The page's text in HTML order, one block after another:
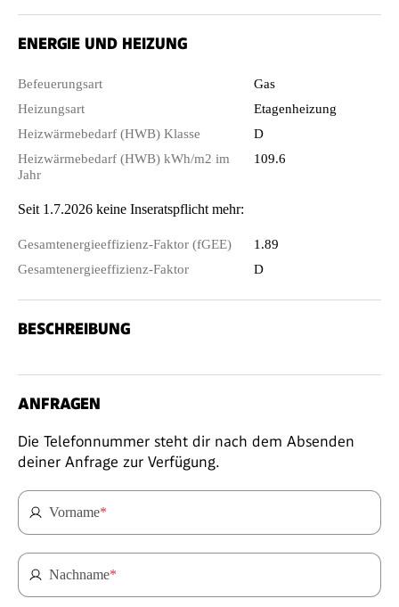
ENERGIE UND HEIZUNG
Befeuerungsart
Gas
Heizungsart
Etagenheizung
Heizwärmebedarf (HWB) Klasse
D
Heizwärmebedarf (HWB) kWh/m2 im
Jahr
109.6
Seit 1.7.2026 keine Inseratspflicht mehr:
Gesamtenergieeffizienz-Faktor (fGEE)
1.89
Gesamtenergieeffizienz-Faktor
D
BESCHREIBUNG
ANFRAGEN
Die Telefonnummer steht dir nach dem Absenden
deiner Anfrage zur Verfügung.
Vorname*
Nachname*